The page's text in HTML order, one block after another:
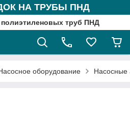
НА ТРУБЫ ПНД
труб ПНД
оборудование Насосные